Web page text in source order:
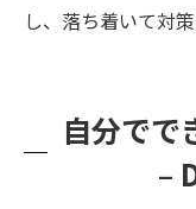
し、落ち着いて対
自分でで
–